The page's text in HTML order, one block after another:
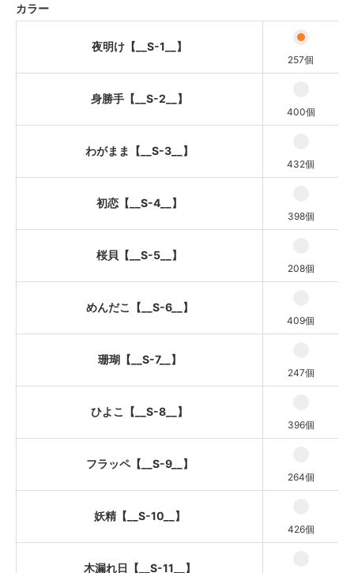
聖杯【__S-14__】
カラー
夜明け【__S-1__】
257個
身勝手【__S-2__】
400個
わがまま【__S-3__】
432個
初恋【__S-4__】
398個
桜貝【__S-5__】
208個
めんだこ【__S-6__】
409個
珊瑚【__S-7__】
247個
ひよこ【__S-8__】
396個
フラッペ【__S-9__】
264個
妖精【__S-10__】
426個
木漏れ日【__S-11__】